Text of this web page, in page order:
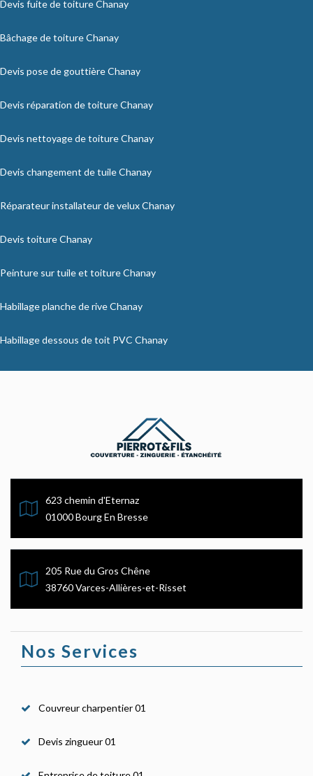
Devis fuite de toiture Chanay
Bâchage de toiture Chanay
Devis pose de gouttière Chanay
Devis réparation de toiture Chanay
Devis nettoyage de toiture Chanay
Devis changement de tuile Chanay
Réparateur installateur de velux Chanay
Devis toiture Chanay
Peinture sur tuile et toiture Chanay
Habillage planche de rive Chanay
Habillage dessous de toit PVC Chanay
623 chemin d'Eternaz
01000 Bourg En Bresse
205 Rue du Gros Chêne
38760 Varces-Allières-et-Risset
Nos Services
Couvreur charpentier 01
Devis zingueur 01